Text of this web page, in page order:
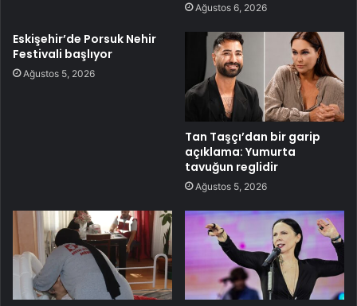
Ağustos 6, 2026
Eskişehir’de Porsuk Nehir
Festivali başlıyor
Ağustos 5, 2026
Tan Taşçı’dan bir garip
açıklama: Yumurta
tavuğun reglidir
Ağustos 5, 2026